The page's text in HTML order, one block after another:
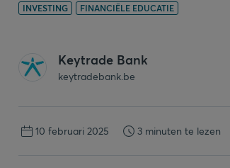
INVESTING FINANCIËLE EDUCATIE
Keytrade Bank
keytradebank.be
10 februari 2025 3 minuten te lezen